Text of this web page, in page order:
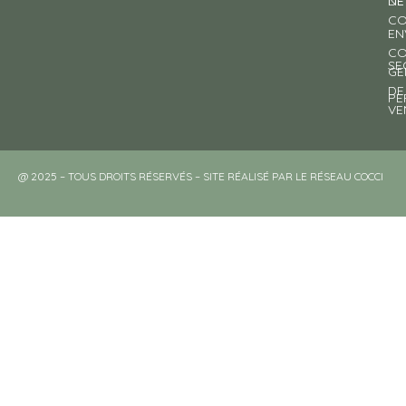
DE
@ 2025 – TOUS DROITS RÉSERVÉS – SITE RÉALISÉ PAR LE RÉSEAU COCCI